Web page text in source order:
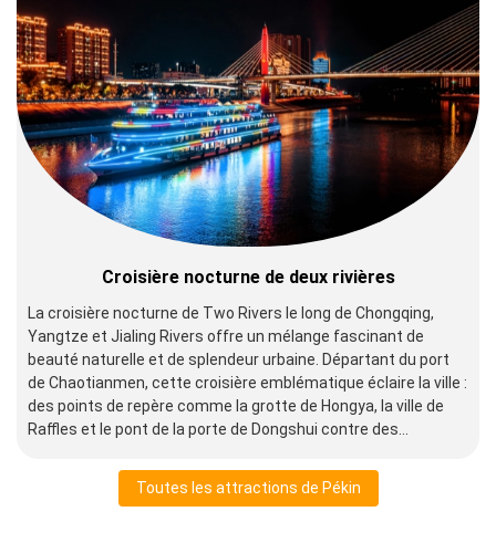
traditions spirituelles et de l'art architectural chinois.
Croisière nocturne de deux rivières
La croisière nocturne de Two Rivers le long de Chongqing,
Yangtze et Jialing Rivers offre un mélange fascinant de
beauté naturelle et de splendeur urbaine. Départant du port
de Chaotianmen, cette croisière emblématique éclaire la ville :
des points de repère comme la grotte de Hongya, la ville de
Raffles et le pont de la porte de Dongshui contre des
patrimoine de Chongqing, il attire chaque année des millions
de personnes comme une expérience nocturne
Toutes les attractions de Pékin